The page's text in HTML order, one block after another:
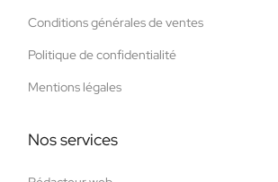
Conditions générales de ventes
Politique de confidentialité
Mentions légales
Nos services